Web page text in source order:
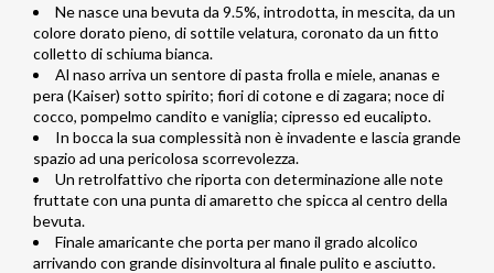
Ne nasce una bevuta da 9.5%, introdotta, in mescita, da un
colore dorato pieno, di sottile velatura, coronato da un fitto
colletto di schiuma bianca.
Al naso arriva un sentore di pasta frolla e miele, ananas e
pera (Kaiser) sotto spirito; fiori di cotone e di zagara; noce di
cocco, pompelmo candito e vaniglia; cipresso ed eucalipto.
In bocca la sua complessità non è invadente e lascia grande
spazio ad una pericolosa scorrevolezza.
Un retrolfattivo che riporta con determinazione alle note
fruttate con una punta di amaretto che spicca al centro della
bevuta.
Finale amaricante che porta per mano il grado alcolico
arrivando con grande disinvoltura al finale pulito e asciutto.